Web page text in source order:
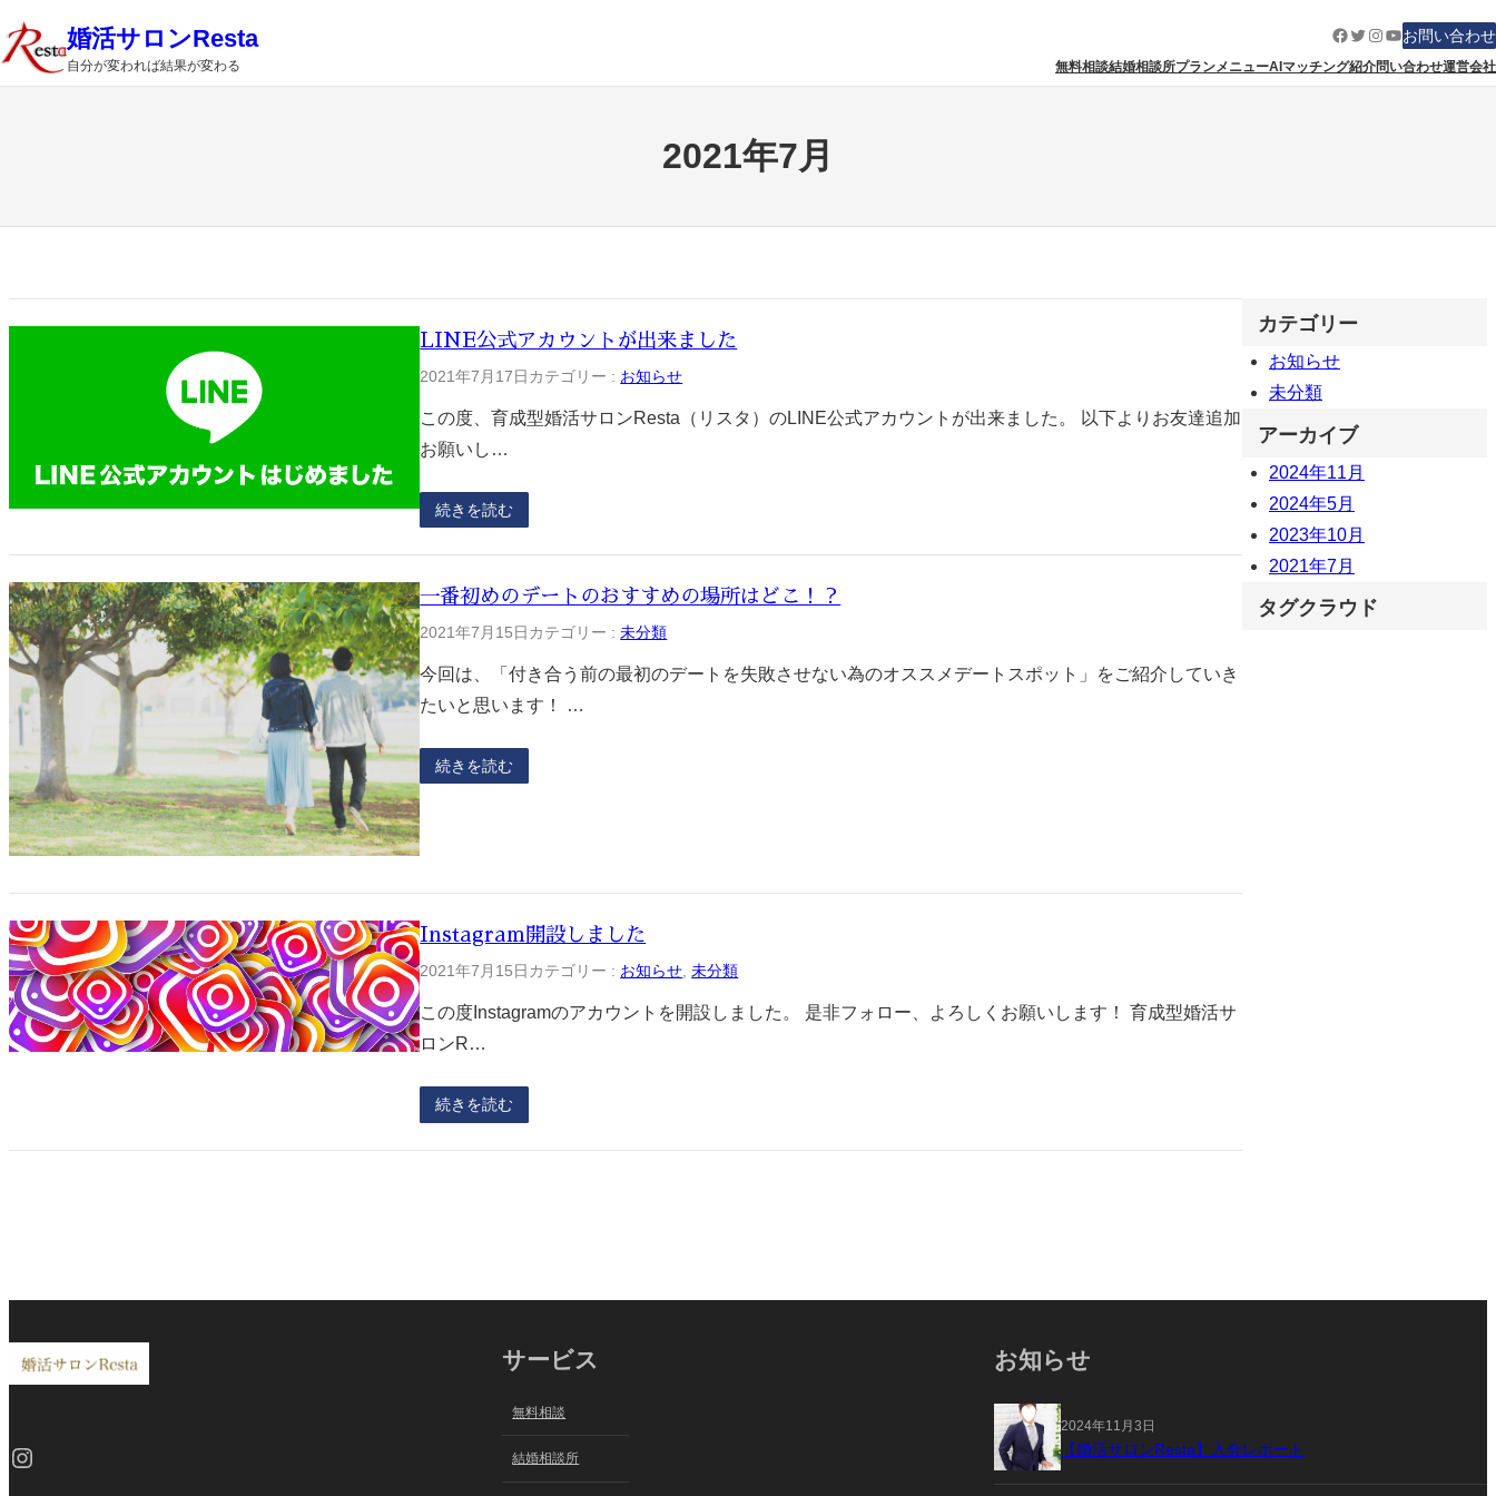
内
容
を
婚活サロンResta
自分が変われば結果が変わる
Facebook
Twitter
Instagram
YouTube
お問い合わせ
無料相談結婚相談所プランメニューAIマッチング紹介問い合わせ運営会社
2021年7月
LINE公式アカウントが出来ました
2021年7月17日 カテゴリー : お知らせ
この度、育成型婚活サロンResta（リスタ）のLINE公式アカウントが出来ました。 以下よりお友達追加
お願いし…
続きを読む
一番初めのデートのおすすめの場所はどこ！？
2021年7月15日 カテゴリー :未分類
今回は、「付き合う前の最初のデートを失敗させない為のオススメデートスポット」をご紹介していき
たいと思います！ …
続きを読む
Instagram開設しました
2021年7月15日 カテゴリー : お知らせ , 未分類
この度Instagramのアカウントを開設しました。 是非フォロー、よろしくお願いします！ 育成型婚活サ
ロンR…
続きを読む
カテゴリー
お知らせ
未分類
アーカイブ
2024年11月
2024年5月
2023年10月
2021年7月
タグクラウド
Instagram
サービス
無料相談
結婚相談所
お知らせ
2024年11月3日
【婚活サロンResta】入会レポート